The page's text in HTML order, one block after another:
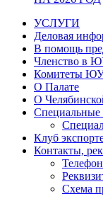
УСЛУГИ
Деловая
В помощь
Членство в
Комитеты
О Палате
О
Специальные
Клуб
Контакты,
Схема